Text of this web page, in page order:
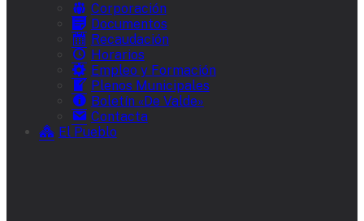
Corporación
Documentos
Recaudación
Horarios
Empleo y Formación
Plenos Municipales
Boletín «De Valde»
Contacta
El Pueblo